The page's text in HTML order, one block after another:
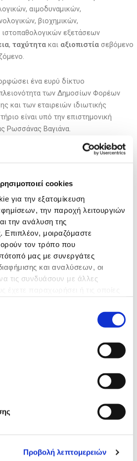
cookies
για την εξατομίκευση
την παροχή λειτουργιών
την ανάλυση της
Επιπλέον, μοιραζόμαστε
τον τρόπο που
μας με συνεργάτες
και αναλύσεων, οι
τις συνδυάσουν με άλλες
Προβολή λεπτομερειών
αιμοδυναμικών,
βιοχημικών,
ιστοπαθολογικών εξετάσεων
, ταχύτητα και αξιοπιστία σεβόμενο
ένα ευρύ δίκτυο
των Δημοσίων Φορέων
και των εταιρειών ιδιωτικής
είναι υπό την επιστημονική
Ρωσσάνας Βαγιάνα.